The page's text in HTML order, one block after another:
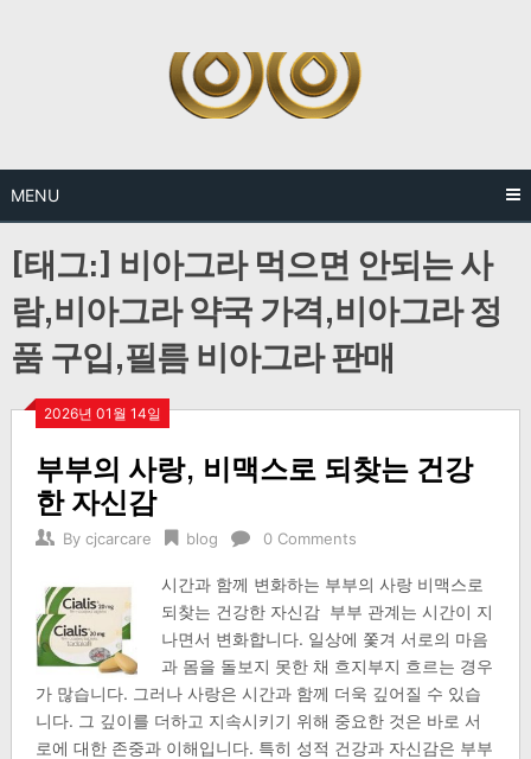
MENU
[태그:] 비아그라 먹으면 안되는 사
람,비아그라 약국 가격,비아그라 정
품 구입,필름 비아그라 판매
2026년 01월 14일
부부의 사랑, 비맥스로 되찾는 건강
한 자신감
By cjcarcare blog 0 Comments
시간과 함께 변화하는 부부의 사랑 비맥스로
되찾는 건강한 자신감 부부 관계는 시간이 지
나면서 변화합니다. 일상에 쫓겨 서로의 마음
과 몸을 돌보지 못한 채 흐지부지 흐르는 경우
가 많습니다. 그러나 사랑은 시간과 함께 더욱 깊어질 수 있습
니다. 그 깊이를 더하고 지속시키기 위해 중요한 것은 바로 서
로에 대한 존중과 이해입니다. 특히 성적 건강과 자신감은 부부